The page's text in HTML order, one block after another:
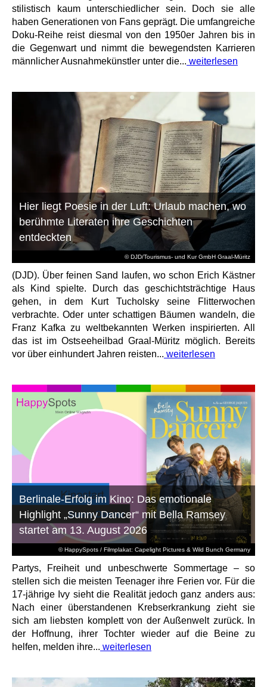
stilistisch kaum unterschiedlicher sein. Doch sie alle
haben Generationen von Fans geprägt. Die umfangreiche
Doku-Reihe reist diesmal von den 1950er Jahren bis in
die Gegenwart und nimmt die bewegendsten Karrieren
männlicher Ausnahmekünstler unter die... weiterlesen
© DJD/Tourismus- und Kur GmbH Graal-Müritz
Hier liegt Poesie in der Luft: Urlaub machen, wo
berühmte Literaten ihre Geschichten
entdeckten
(DJD). Über feinen Sand laufen, wo schon Erich Kästner
als Kind spielte. Durch das geschichtsträchtige Haus
gehen, in dem Kurt Tucholsky seine Flitterwochen
verbrachte. Oder unter schattigen Bäumen wandeln, die
Franz Kafka zu weltbekannten Werken inspirierten. All
das ist im Ostseeheilbad Graal-Müritz möglich. Bereits
vor über einhundert Jahren reisten... weiterlesen
© HappySpots / Filmplakat: Capelight Pictures & Wild Bunch Germany
Berlinale-Erfolg im Kino: Das emotionale
Highlight „Sunny Dancer“ mit Bella Ramsey
startet am 13. August 2026
Partys, Freiheit und unbeschwerte Sommertage – so
stellen sich die meisten Teenager ihre Ferien vor. Für die
17-jährige Ivy sieht die Realität jedoch ganz anders aus:
Nach einer überstandenen Krebserkrankung zieht sie
sich am liebsten komplett von der Außenwelt zurück. In
der Hoffnung, ihrer Tochter wieder auf die Beine zu
helfen, melden ihre... weiterlesen